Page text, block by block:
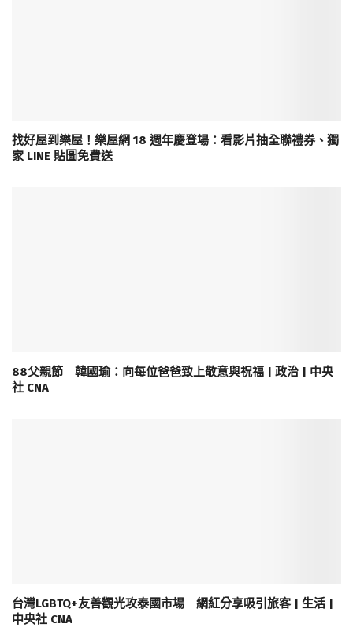
找好屋到樂屋！樂屋網 18 週年慶登場：看影片抽全聯禮券、獨
家 LINE 貼圖免費送
88父親節 韓國瑜：向每位爸爸致上敬意與祝福 | 政治 | 中央
社 CNA
台灣LGBTQ+友善觀光攻泰國市場 網紅分享吸引旅客 | 生活 |
中央社 CNA